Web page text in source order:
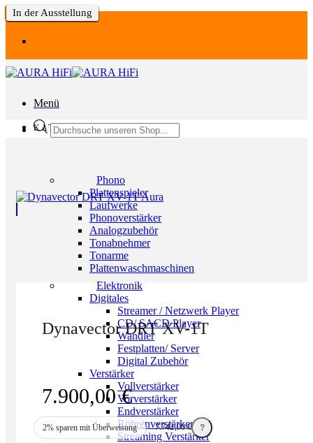
Zum
springen
Menü
KATEGORIEN
Phono
Plattenspieler
Laufwerke
Phonoverstärker
Analogzubehör
Tonabnehmer
Tonarme
Plattenwaschmaschinen
Elektronik
Digitales
Streamer / Netzwerk Player
CD/ SACD Player
Wandler
Festplatten/ Server
Digital Zubehör
Verstärker
Vollverstärker
Vorverstärker
Endverstärker
Röhrenverstärker
Streaming Verstärker
Products
search
In der Ausstellung
Dynavector DRT XV-1T
7.900,00€
2% sparen mit Überweisung →7.742,00€ ?
-9% Rabatt
In der Ausstellung
In der Ausstellung
In der Ausstellung
In der Ausstellung
In der Ausstellung